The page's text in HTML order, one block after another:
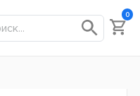
0